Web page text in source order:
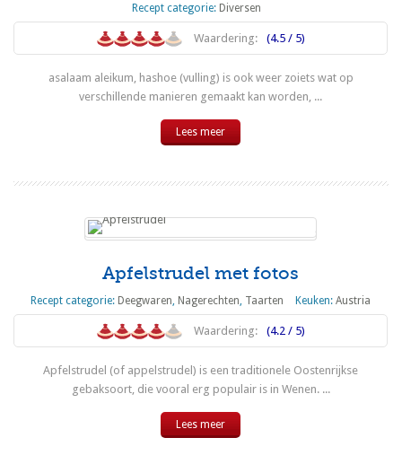
Recept categorie: Diversen
Waardering: (4.5 / 5)
asalaam aleikum, hashoe (vulling) is ook weer zoiets wat op
verschillende manieren gemaakt kan worden, ...
Lees meer
Apfelstrudel met fotos
Recept categorie: Deegwaren, Nagerechten, Taarten Keuken:Austria
Waardering: (4.2 / 5)
Apfelstrudel (of appelstrudel) is een traditionele Oostenrijkse
gebaksoort, die vooral erg populair is in Wenen. ...
Lees meer